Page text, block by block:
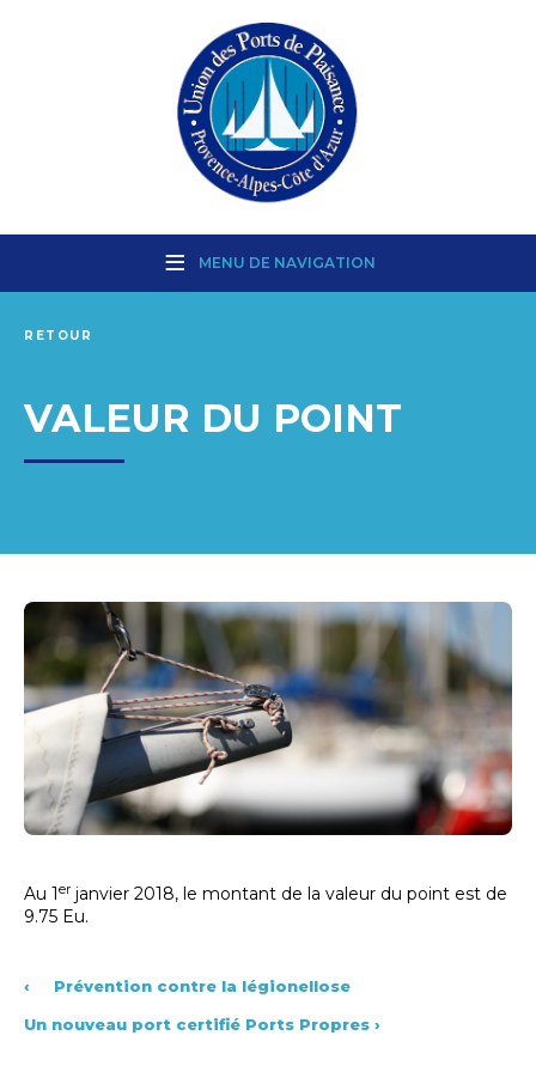
MENU DE NAVIGATION
RETOUR
VALEUR DU POINT
Au 1er janvier 2018, le montant de la valeur du point est de
9.75 Eu.
‹
Prévention contre la légionellose
Un nouveau port certifié Ports Propres ›